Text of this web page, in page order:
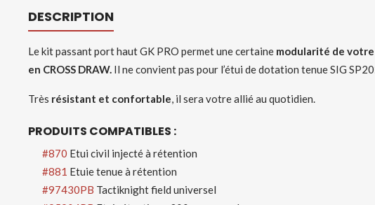
DESCRIPTION
Le kit passant port haut GK PRO permet une certaine modularité de votre
en CROSS DRAW. Il ne convient pas pour l’étui de dotation tenue SIG
Très résistant et confortable, il sera votre allié au quotidien.
PRODUITS COMPATIBLES :
#870 Etui civil injecté à rétention
#881 Etuie tenue à rétention
#97430PB Tactiknight field universel